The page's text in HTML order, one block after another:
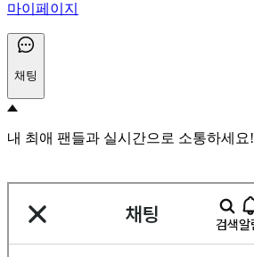
마이페이지
채팅
내 최애 팬들과 실시간으로 소통하세요!